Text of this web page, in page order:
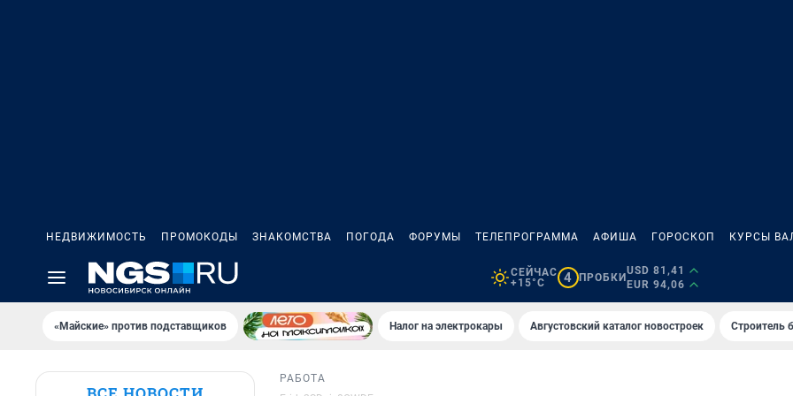
НЕДВИЖИМОСТЬ ПРОМОКОДЫ ЗНАКОМСТВА ПОГОДА ФОРУМЫ ТЕЛЕПРОГРАММА АФИША ГОРОСКОП КУРСЫ
СЕЙЧАС
+15°C
4 ПРОБКИ
USD 81,41
EUR 94,06
«Майские» против подставщиков Налог на электрокары Августовский каталог новостроек Строитель
РАБОТА